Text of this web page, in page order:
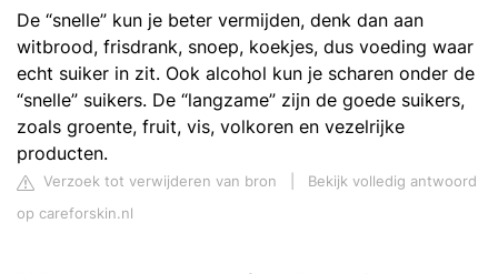
De “snelle” kun je beter vermijden, denk dan aan
witbrood, frisdrank, snoep, koekjes, dus voeding waar
echt suiker in zit. Ook alcohol kun je scharen onder de
“snelle” suikers. De “langzame” zijn de goede suikers,
zoals groente, fruit, vis, volkoren en vezelrijke
producten.
Verzoek tot verwijderen van bron
Bekijk volledig antwoord
op careforskin.nl